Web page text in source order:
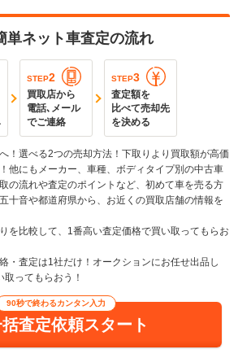
単ネット車査定の流れ
STEP2
買取店から
電話､メール
でご連絡
STEP3
査定額を
比べて売却先
を決める
！選べる2つの売却方法！下取りより買取額が高価
他にもメーカー、車種、ボディタイプ別の中古車
の流れや査定のポイントなど、初めて車を売る方
十音や都道府県から、お近くの買取店舗の情報を
を比較して、1番高い査定価格で買い取ってもらお
・査定は1社だけ！オークションにお任せ出品し
ってもらおう！
90秒で終わるカンタン入力
査定依頼スタート